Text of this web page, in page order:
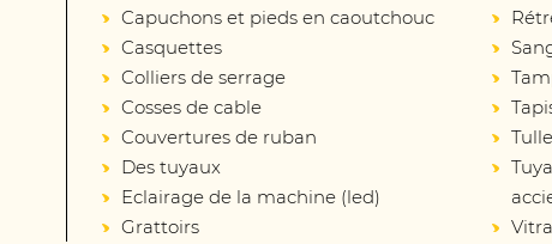
Capuchons et pieds en caoutchouc
Casquettes
Colliers de serrage
Cosses de cable
Couvertures de ruban
Des tuyaux
Eclairage de la machine (led)
Grattoirs